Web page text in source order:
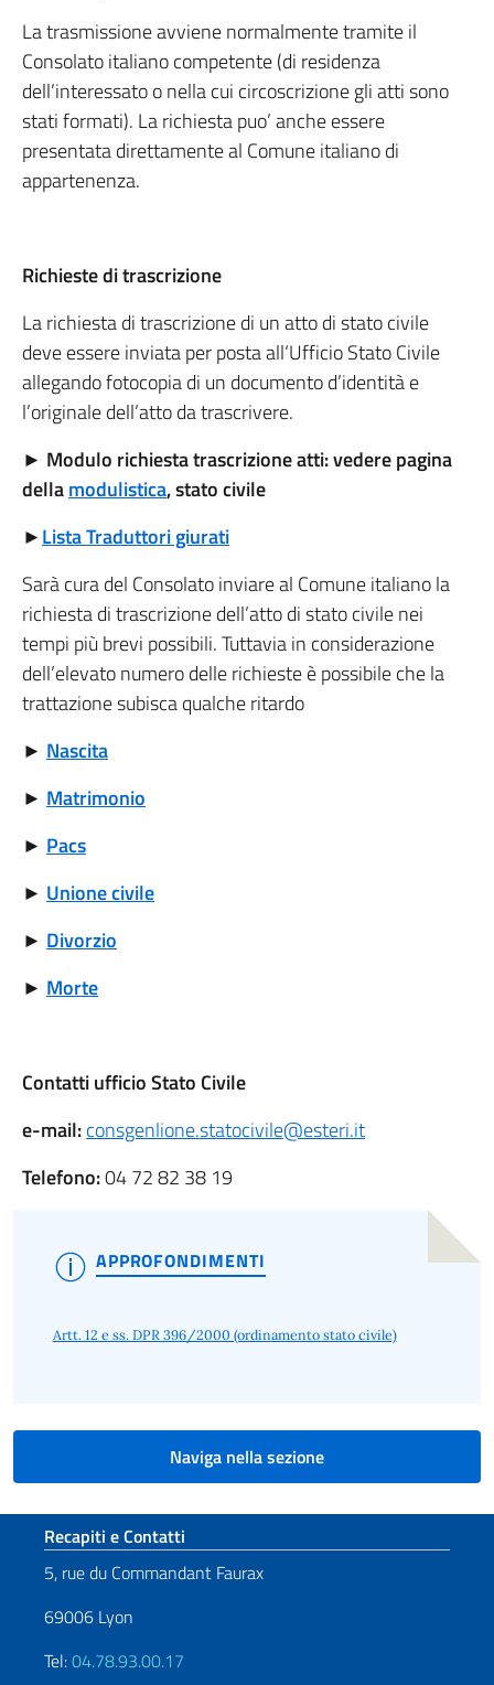
La trasmissione avviene normalmente tramite il
Consolato italiano competente (di residenza
dell’interessato o nella cui circoscrizione gli atti sono
stati formati). La richiesta puo’ anche essere
presentata direttamente al Comune italiano di
appartenenza.
Richieste di trascrizione
La richiesta di trascrizione di un atto di stato civile
deve essere inviata per posta all‘Ufficio Stato Civile
allegando fotocopia di un documento d’identità e
l’originale dell’atto da trascrivere.
► Modulo richiesta trascrizione atti: vedere pagina
dellamodulistica, stato civile
►Lista Traduttori giurati
Sarà cura del Consolato inviare al Comune italiano la
richiesta di trascrizione dell’atto di stato civile nei
tempi più brevi possibili. Tuttavia in considerazione
dell’elevato numero delle richieste è possibile che la
trattazione subisca qualche ritardo
► Nascita
► Matrimonio
► Pacs
► Unione civile
► Divorzio
► Morte
Contatti ufficio Stato Civile
e-mail:consgenlione.statocivile@esteri.it
Telefono:04 72 82 38 19
APPROFONDIMENTI
Artt. 12 e ss. DPR 396/2000 (ordinamento stato civile)
Naviga nella sezione
Sezione footer
Recapiti e Contatti
5, rue du Commandant Faurax
69006 Lyon
Tel:04.78.93.00.17